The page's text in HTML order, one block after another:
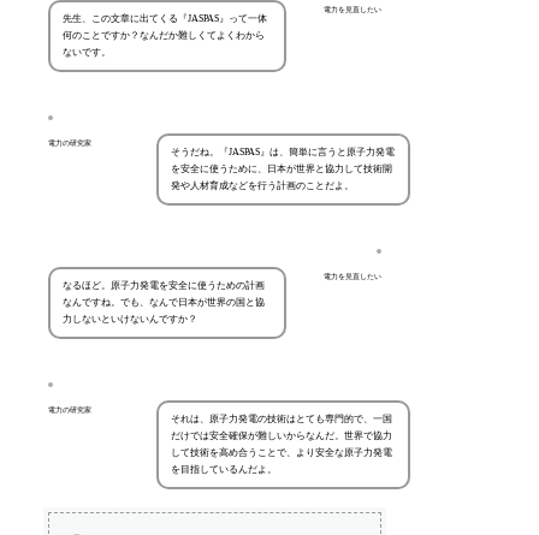
電力を見直したい
先生、この文章に出てくる『JASPAS』って一体
何のことですか？なんだか難しくてよくわから
ないです。
電力の研究家
そうだね。『JASPAS』は、簡単に言うと原子力発電
を安全に使うために、日本が世界と協力して技術開
発や人材育成などを行う計画のことだよ。
電力を見直したい
なるほど。原子力発電を安全に使うための計画
なんですね。でも、なんで日本が世界の国と協
力しないといけないんですか？
電力の研究家
それは、原子力発電の技術はとても専門的で、一国
だけでは安全確保が難しいからなんだ。世界で協力
して技術を高め合うことで、より安全な原子力発電
を目指しているんだよ。